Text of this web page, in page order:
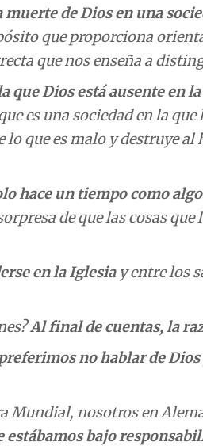
muerte de Dios en una
que proporciona
que nos enseña a
que Dios está ausente en
es una sociedad en la
lo que es malo y destruye
hace un tiempo como
de que las cosas que
en la Iglesiay entre los
Al final de cuentas, la
no hablar de
Mundial, nosotros en
bajo